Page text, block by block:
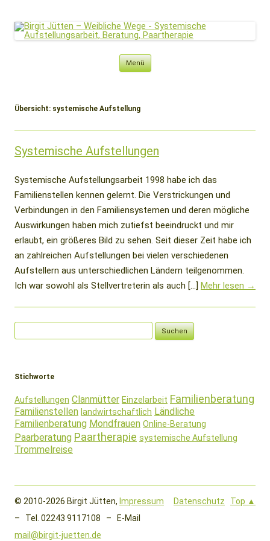
Birgit Jütten – Weibliche Wege
Systemische Aufstellungsarbeit, Beratung, Paartherapie
Menü
Zum
Übersicht: systemische Aufstellung
Systemische Aufstellungen
Systemische Aufstellungsarbeit 1998 habe ich das
Familienstellen kennen gelernt. Die Verstrickungen und
Verbindungen in den Familiensystemen und deren mögliche
Auswirkungen haben mich zutiefst beeindruckt und mir
erlaubt, ein größeres Bild zu sehen. Seit dieser Zeit habe ich
an zahlreichen Aufstellungen bei vielen verschiedenen
Aufstellern aus unterschiedlichen Ländern teilgenommen.
Ich war sowohl als Stellvertreterin als auch […] Mehr lesen →
Stichworte
Aufstellungen Clanmütter Einzelarbeit Familienberatung
Familienstellen landwirtschaftlich Ländliche
Familienberatung Mondfrauen Online-Beratung
Paarberatung Paartherapie systemische Aufstellung
Trommelreise
Datenschutz Top ▲
© 2010-2026 Birgit Jütten, Impressum
– Tel. 02243 9117108 – E-Mail
mail@birgit-juetten.de